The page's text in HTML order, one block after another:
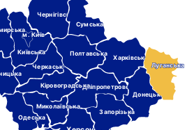
Черкаська
Чернігівська
Дніпропетровська
Донецька
Харківська
Кіровоградська
Київська
м. Київ
Луганська
Миколаївська
Одеська
Полтавська
Сумська
Запорізька